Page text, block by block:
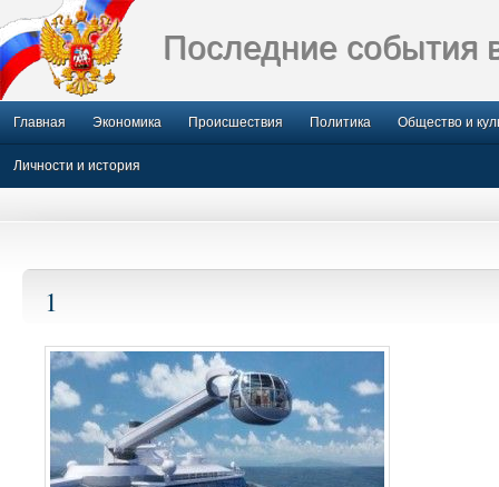
Последние события
Главная Экономика Происшествия Политика Общество и
Личности и история
1